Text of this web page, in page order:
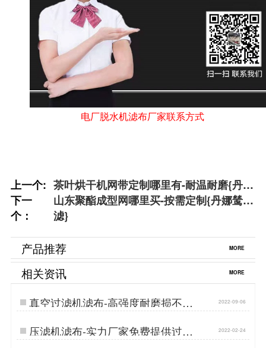
电厂脱水机滤布厂家联系方式
上一个: 茶叶烘干机网带定制哪里有-耐温耐磨{丹娜
鸶过滤}
下一
个：
山东聚酯成型网哪里买-按需定制{丹娜鸶过
滤}
产品推荐 MORE
相关资讯 MORE
真空过滤机滤布-高强度耐磨损不易
跑偏[丹娜鸶]…
2022-09-06
压滤机滤布-实力厂家免费提供过滤
解决方案{丹娜鸶过滤}…
2022-02-24